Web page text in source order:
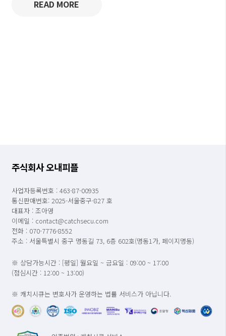
READ MORE
주식회사 오내피플
사업자등록번호 : 463-87-00935
통신판매번호: 2025-서울중구-827 호
대표자 : 조아영
이메일 : contact@catchsecu.com
전화 : 070-7776-8552
주소 : 서울특별시 중구 명동길 73, 6층 602호(명동1가, 페이지명동)
※ 상담가능시간 : [평일] 월요일 ~ 금요일 : 09:00 ~ 17:00
(점심시간 : 12:00 ~ 13:00)
※ 캐치시큐는 변호사가 운영하는 법률 서비스가 아닙니다.